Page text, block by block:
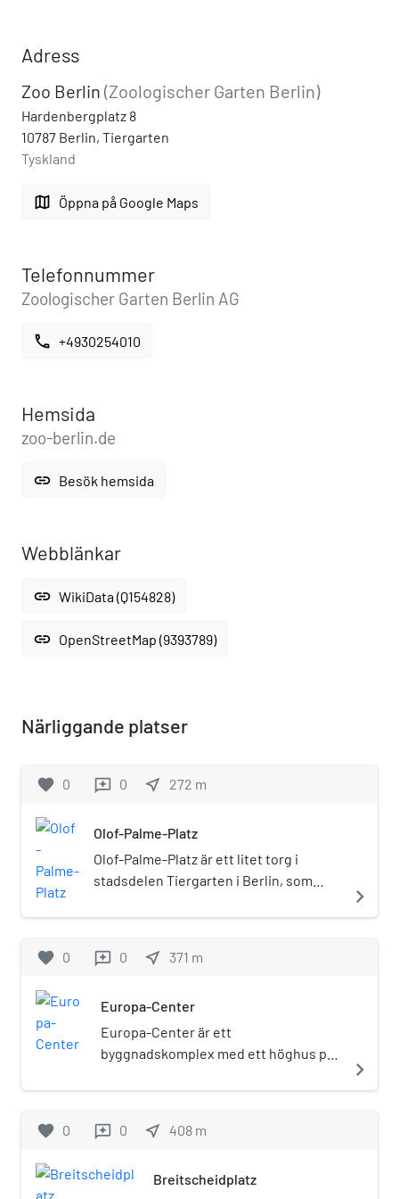
Adress
Zoo Berlin (Zoologischer Garten Berlin)
Hardenbergplatz 8
10787 Berlin, Tiergarten
Tyskland
map Öppna på Google Maps
Telefonnummer
Zoologischer Garten Berlin AG
call +4930254010
Hemsida
zoo-berlin.de
link Besök hemsida
Webblänkar
link WikiData (Q154828)
link OpenStreetMap (9393789)
Närliggande platser
favorite 0 reviews 0 near_me 272 m
Olof-Palme-Platz
Olof-Palme-Platz är ett litet torg i
stadsdelen Tiergarten i Berlin, som
Platsen är en korsning för gatorna
och Nürnberger Strasse och hade innan
framför ingångarna till Berlins zoo och
akvariet.
navigate_next
favorite 0 reviews 0 near_me 371 m
Europa-Center
Europa-Center är ett
byggnadskomplex med ett höghus på
Berlin.
navigate_next
favorite 0 reviews 0 near_me 408 m
Breitscheidplatz